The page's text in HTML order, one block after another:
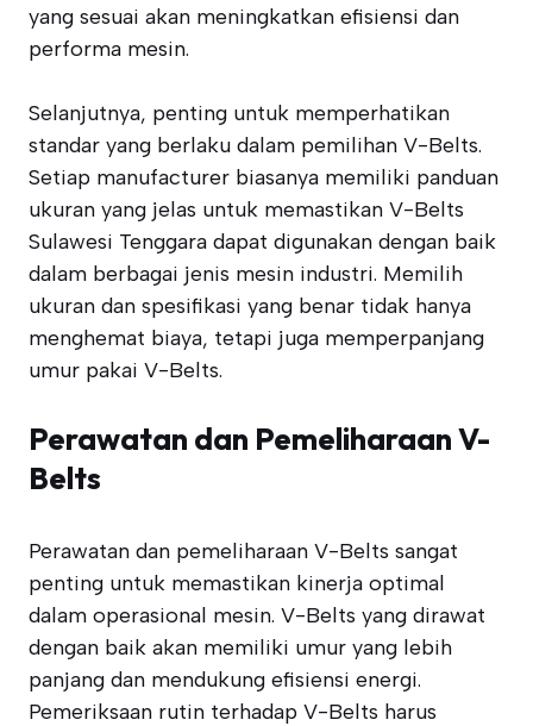
yang sesuai akan meningkatkan efisiensi dan
performa mesin.
Selanjutnya, penting untuk memperhatikan
standar yang berlaku dalam pemilihan V-Belts.
Setiap manufacturer biasanya memiliki panduan
ukuran yang jelas untuk memastikan V-Belts
Sulawesi Tenggara dapat digunakan dengan baik
dalam berbagai jenis mesin industri. Memilih
ukuran dan spesifikasi yang benar tidak hanya
menghemat biaya, tetapi juga memperpanjang
umur pakai V-Belts.
Perawatan dan Pemeliharaan V-
Belts
Perawatan dan pemeliharaan V-Belts sangat
penting untuk memastikan kinerja optimal
dalam operasional mesin. V-Belts yang dirawat
dengan baik akan memiliki umur yang lebih
panjang dan mendukung efisiensi energi.
Pemeriksaan rutin terhadap V-Belts harus